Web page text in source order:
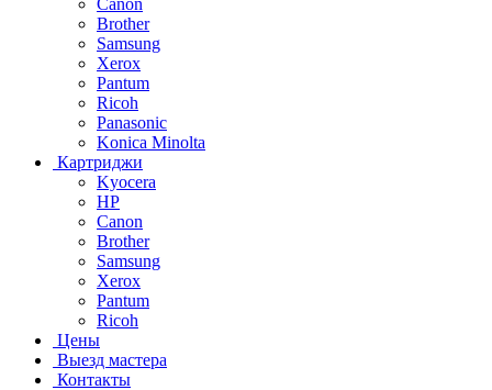
Canon
Brother
Samsung
Xerox
Pantum
Ricoh
Panasonic
Konica Minolta
Картриджи
Kyocera
HP
Canon
Brother
Samsung
Xerox
Pantum
Ricoh
Цены
Выезд мастера
Контакты